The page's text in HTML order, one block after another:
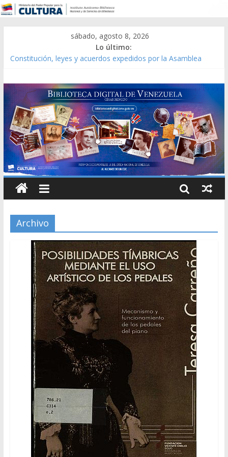
sábado, agosto 8, 2026
Lo último:
Constitución, leyes y acuerdos expedidos por la Asamblea
Modesta Bor Sánchez [material gráfico]
Gaceta Oficial de la República de Venezuela año CXXXIII Mes V,
Caracas 09 de marzo de 2006 N° 38.394
Catálogo temático de obras de Modesta Bor
Archivo